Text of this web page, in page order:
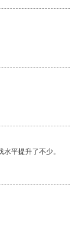
平提升了不少。